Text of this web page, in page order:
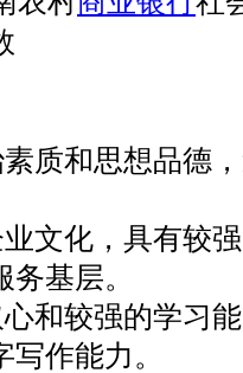
质和思想品德
文化，具有较
基层。
和较强的学习
作能力。